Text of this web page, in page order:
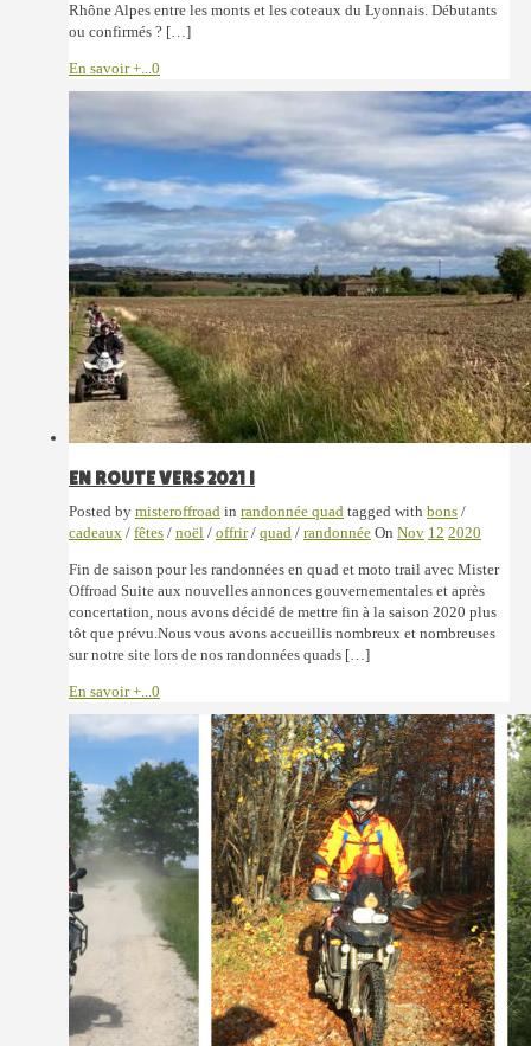
Rhône Alpes entre les monts et les coteaux du Lyonnais. Débutants
ou confirmés ? […]
En savoir +...0
EN ROUTE VERS 2021 !
Posted by misteroffroad in randonnée quad tagged with bons /
cadeaux / fêtes / noël / offrir/ quad / randonnée On Nov 12 2020
Fin de saison pour les randonnées en quad et moto trail avec Mister
Offroad Suite aux nouvelles annonces gouvernementales et après
concertation, nous avons décidé de mettre fin à la saison 2020 plus
tôt que prévu.Nous vous avons accueillis nombreux et nombreuses
sur notre site lors de nos randonnées quads […]
En savoir +...0